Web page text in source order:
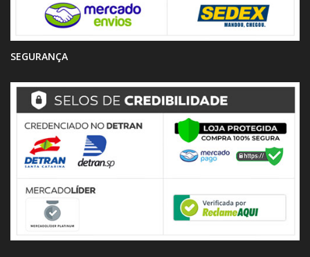
SEGURANÇA